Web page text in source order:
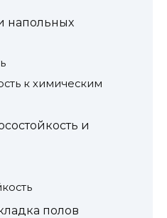
напольных
к химическим
и
полов